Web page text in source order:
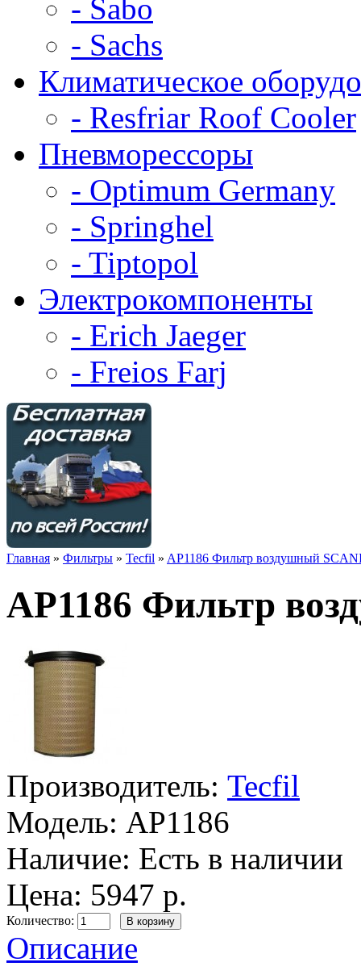
- Sabo
- Sachs
Климатическое
- Resfriar Roof Cooler
Пневморессоры
- Optimum Germany
- Springhel
- Tiptopol
Электрокомпоненты
- Erich Jaeger
- Freios Farj
Главная » Фильтры » Tecfil » AP1186 Фильтр воздушный
AP1186 Фильтр
Производитель: Tecfil
Модель: AP1186
Наличие: Есть в наличии
Цена: 5947 р.
Количество:
Описание